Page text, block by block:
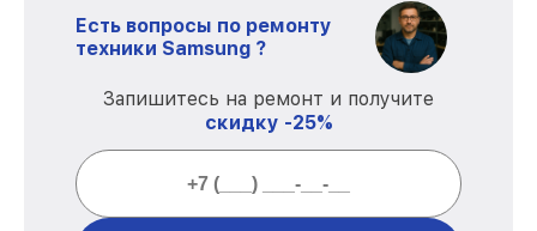
Есть вопросы по ремонту
техники Samsung ?
Запишитесь на ремонт и получите
скидку -25%